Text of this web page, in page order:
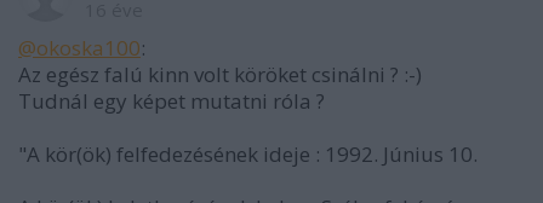
@okoska100:
Az egész falú kinn volt köröket csinálni ? :-)
Tudnál egy képet mutatni róla ?
"A kör(ök) felfedezésének ideje : 1992. Június 10.